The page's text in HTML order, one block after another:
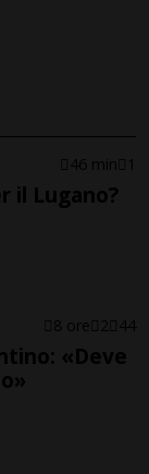
46 min 1
il Lugano?
8 ore 2 44
«Deve